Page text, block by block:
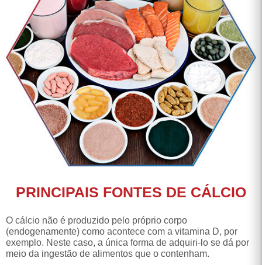
PRINCIPAIS FONTES DE CÁLCIO
O cálcio não é produzido pelo próprio corpo
meio da ingestão de alimentos que o contenham.
Entre os alimentos ricos em cálcio, vale destacar o leite e
seus derivados, como iogurte e queijo, bem como vegetais